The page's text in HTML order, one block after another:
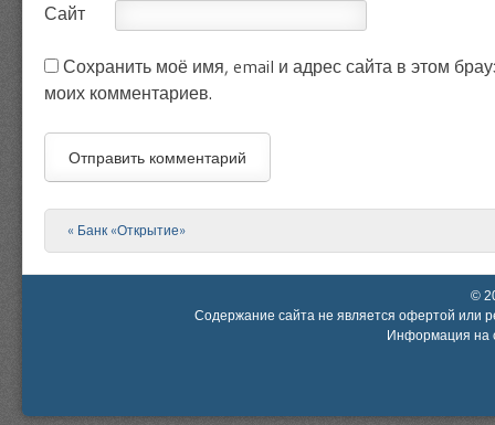
Сайт
Сохранить моё имя, email и адрес сайта в этом
моих комментариев.
Post navigation
« Банк «Открытие»
©
Содержание сайта не является офертой или
Информация на